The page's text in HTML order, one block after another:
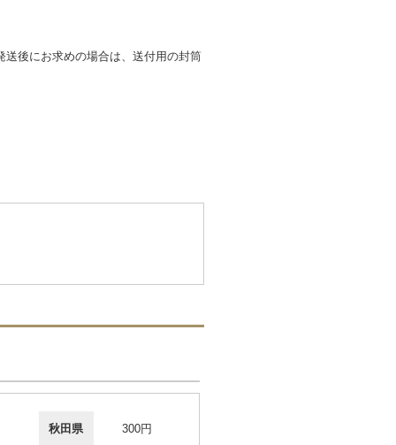
後にお求めの場合は、送付用の封筒
秋田県 300円